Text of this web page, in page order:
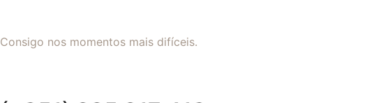
Consigo nos momentos mais difíceis.